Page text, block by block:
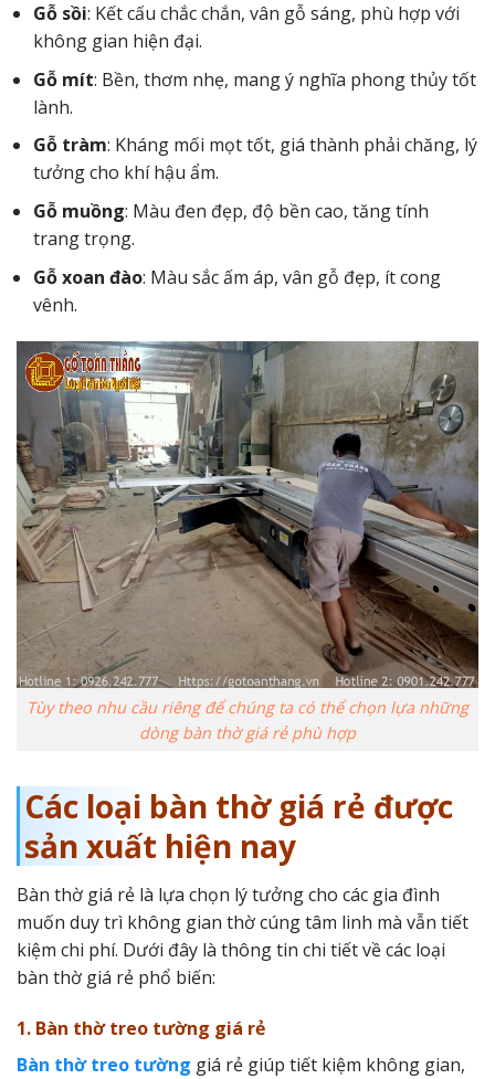
Gỗ sồi: Kết cấu chắc chắn, vân gỗ sáng, phù hợp với
không gian hiện đại.
Gỗ mít: Bền, thơm nhẹ, mang ý nghĩa phong thủy tốt
lành.
Gỗ tràm: Kháng mối mọt tốt, giá thành phải chăng, lý
tưởng cho khí hậu ẩm.
Gỗ muồng: Màu đen đẹp, độ bền cao, tăng tính
trang trọng.
Gỗ xoan đào: Màu sắc ấm áp, vân gỗ đẹp, ít cong
vênh.
Tùy theo nhu cầu riêng để chúng ta có thể chọn lựa những
dòng bàn thờ giá rẻ phù hợp
Các loại bàn thờ giá rẻ được
sản xuất hiện nay
Bàn thờ giá rẻ là lựa chọn lý tưởng cho các gia đình
muốn duy trì không gian thờ cúng tâm linh mà vẫn tiết
kiệm chi phí. Dưới đây là thông tin chi tiết về các loại
bàn thờ giá rẻ phổ biến:
1. Bàn thờ treo tường giá rẻ
Bàn thờ treo tường giá rẻ giúp tiết kiệm không gian,